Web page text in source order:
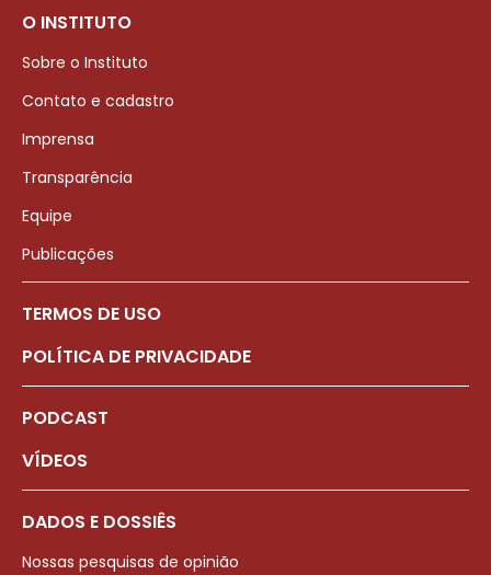
O INSTITUTO
Sobre o Instituto
Contato e cadastro
Imprensa
Transparência
Equipe
Publicações
TERMOS DE USO
POLÍTICA DE PRIVACIDADE
PODCAST
VÍDEOS
DADOS E DOSSIÊS
Nossas pesquisas de opinião